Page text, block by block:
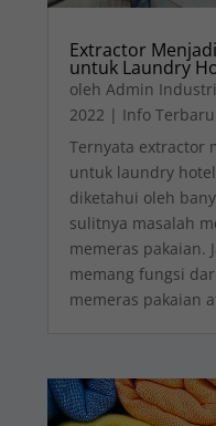
Extractor
untuk Laundry
olehAdmin
2022 | Info Terbaru
Ternyata extractor
untuk laundry
diketahui oleh
sulitnya masalah
memeras pakaian.
memang fungsi
memeras pakaian